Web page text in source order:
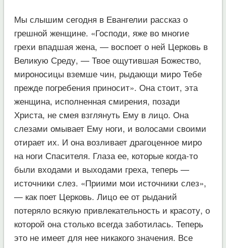
Мы слышим сегодня в Евангелии рассказ о
грешной женщине. «Господи, яже во многие
грехи впадшая жена, — воспоет о ней Церковь в
Великую Среду, — Твое ощутившая Божество,
мироносицы вземше чин, рыдающи миро Тебе
прежде погребения приносит». Она стоит, эта
женщина, исполненная смирения, позади
Христа, не смея взглянуть Ему в лицо. Она
слезами омывает Ему ноги, и волосами своими
отирает их. И она возливает драгоценное миро
на ноги Спасителя. Глаза ее, которые когда-то
были входами и выходами греха, теперь —
источники слез. «Приими мои источники слез»,
— как поет Церковь. Лицо ее от рыданий
потеряло всякую привлекательность и красоту, о
которой она столько всегда заботилась. Теперь
это не имеет для нее никакого значения. Все